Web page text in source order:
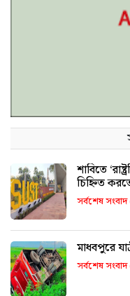
শাবিতে
চিহ্নিত
সর্বশেষ
মাধবপুরে
সর্বশেষ